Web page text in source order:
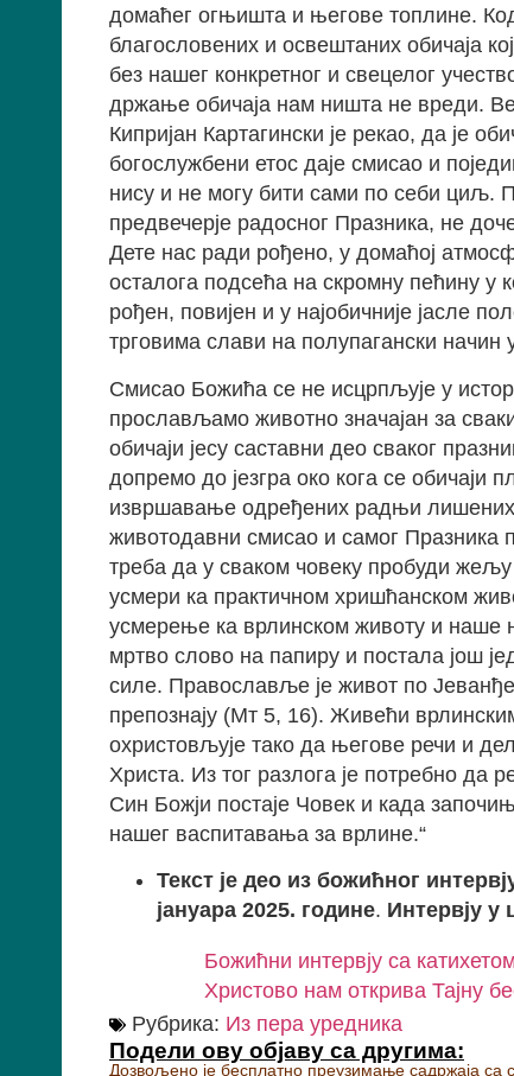
домаћег огњишта и његове топлине.
благословених и освештаних обичаја
без нашег конкретног и свецелог
држање обичаја нам ништа не вреди.
Кипријан Картагински је рекао, да је
богослужбени етос даје смисао и
нису и не могу бити сами по себи циљ.
предвечерје радосног Празника, не
Дете нас ради рођено, у домаћој
осталога подсећа на скромну пећину у
рођен, повијен и у најобичније јасле
трговима слави на полупагански начин
Смисао Божића се не исцрпљује у
прослављамо животно значајан за
обичаји јесу саставни део сваког
допремо до језгра око кога се обичаји
извршавање одређених радњи лишених
животодавни смисао и самог
треба да у сваком човеку пробуди
усмери ка практичном хришћанском
усмерење ка врлинском животу и наше
мртво слово на папиру и постала још
силе. Православље је живот по
препознају (Мт 5, 16). Живећи
охристовљује тако да његове речи и
Христа. Из тог разлога је потребно да
Син Божји постаје Човек и када
нашег васпитавања за врлине.“
Текст је део из божићног
јануара 2025. године. Интервју у
Божићни интервју са
Христово нам открива Тајну
Рубрика: Из пера уредника
Подели ову објаву са другима:
Дозвољено је бесплатно преузимање садржаја са